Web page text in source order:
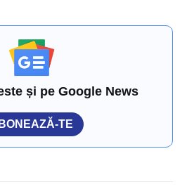
și pe Google News
TE